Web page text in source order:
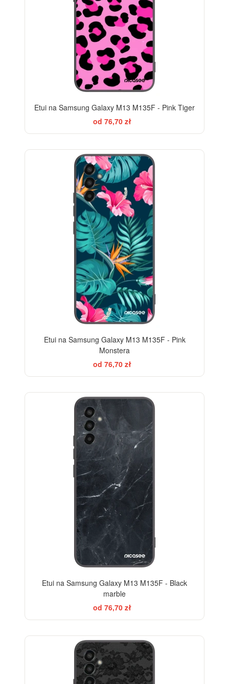
Etui na Samsung Galaxy M13 M135F - Pink Tiger
od 76,70 zł
Etui na Samsung Galaxy M13 M135F - Pink
Monstera
od 76,70 zł
Etui na Samsung Galaxy M13 M135F - Black
marble
od 76,70 zł